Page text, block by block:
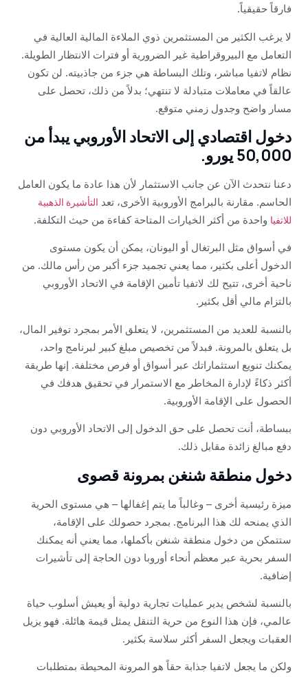
فارقاً حقيقياً.
لا يرغب الكثير من المستثمرين ذوي الملاءة المالية العالية في
التعامل مع البيروقراطية غير الضرورية أو فترات الانتظار الطويلة.
نظام لاتفيا مباشر، وتلك البساطة هي جزء من جاذبيته. لن تكون
عالقاً في معاملات متبادلة لا تنتهي؛ بدلاً من ذلك، تحصل على
مسار واضح وجدول زمني متوقع.
دخول اقتصادي إلى الاتحاد الأوروبي يبدأ من
50,000 يورو.
دعنا نتحدث الآن عن جانب الاستثمار لأن هذا عادة ما يكون العامل
الحاسم. مقارنة بالبرامج الأوروبية الأخرى، تعد التأشيرة الذهبية
للاتفيا واحدة من أكثر الخيارات المتاحة كفاءة من حيث التكلفة.
في أسواق مثل البرتغال أو اليونان، يمكن أن يكون مستوى
الدخول أعلى بكثير، مما يعني تجميد جزء أكبر من رأس مالك. من
ناحية أخرى، تتيح لك لاتفيا تأمين الإقامة في الاتحاد الأوروبي
بالتزام مالي أقل بكثير.
بالنسبة للعديد من المستثمرين، لا يتعلق الأمر بمجرد توفير المال،
بل يتعلق بالمرونة. فبدلاً من تخصيص مبلغ كبير لبرنامج واحد،
يمكنك تنويع استثماراتك عبر أسواق أو فرص مختلفة. إنها طريقة
أكثر ذكاءً لإدارة المخاطر مع الاستمرار في تحقيق هدفك في
الحصول على الإقامة الأوروبية.
ببساطة، أنت تحصل على حق الدخول إلى الاتحاد الأوروبي دون
دفع مبالغ زائدة مقابل ذلك.
دخول منطقة شنغن بمرونة قصوى
ميزة رئيسية أخرى – وغالباً ما يتم إغفالها – هي مستوى الحرية
الذي يمنحه لك هذا البرنامج. بمجرد حصولك على الإقامة،
ستتمكن من دخول منطقة شنغن بأكملها، مما يعني أنه يمكنك
السفر بحرية عبر معظم أنحاء أوروبا دون الحاجة إلى تأشيرات
إضافية.
بالنسبة لشخص يدير عمليات تجارية دولية أو يعيش أسلوب حياة
عالمي، فإن هذا النوع من حرية التنقل يمثل قيمة هائلة. فهو يزيل
العقبات ويجعل السفر أكثر سلاسة بكثير.
ولكن ما يجعل لاتفيا جذابة حقاً هو المرونة المحيطة بمتطلبات